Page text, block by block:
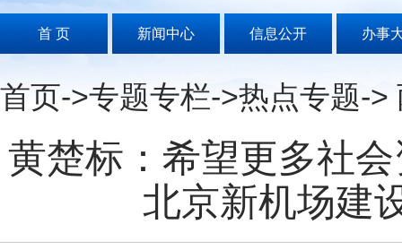
首 页 新闻中心 信息公开 办事
首页->专题专栏->热点专题->
黄楚标：希望更多社
北京新机场建
说
Alt
加
浪
键
打